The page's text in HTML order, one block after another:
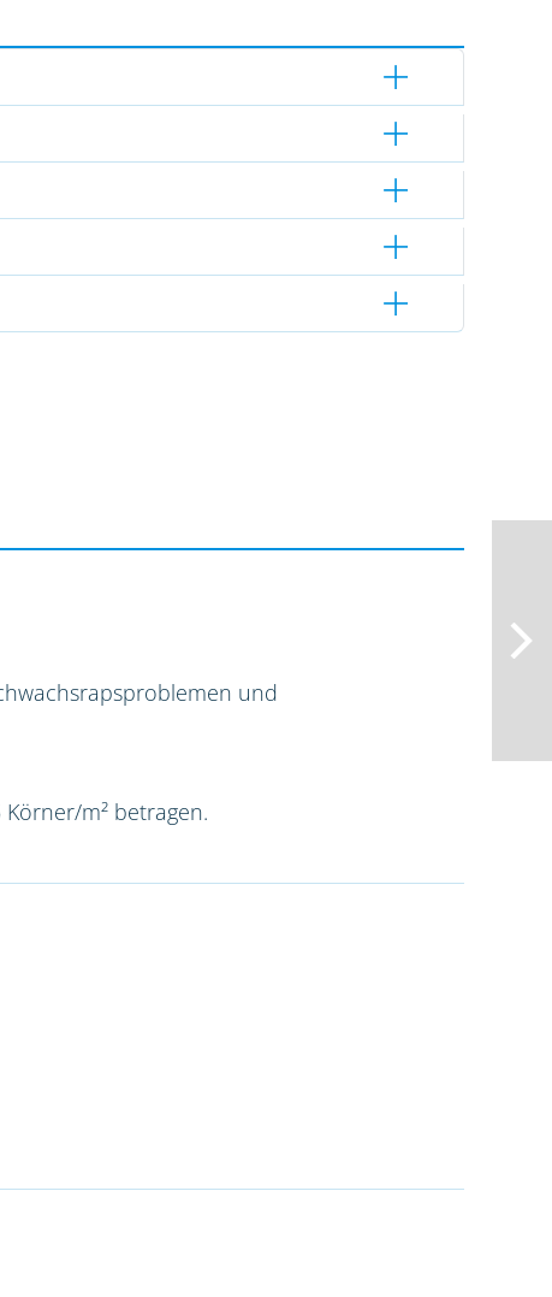
und
m² betragen.